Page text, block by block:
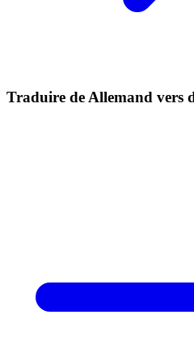
Traduire de Allemand vers